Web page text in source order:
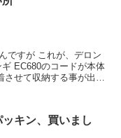
、デロン
させて収納する事が出来
キン、買いまし